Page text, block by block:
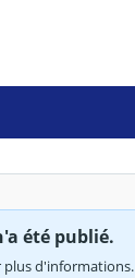
été publié.
plus d'informations.